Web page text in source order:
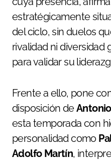
estratégicamente
del ciclo, sin duelos
rivalidad ni diversidad
para validar su
Frente a ello, pone
disposición de
esta temporada con
personalidad como
Adolfo Martín,